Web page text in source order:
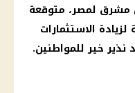
مشرق لمصر، متوقعة
الاستثمارات
نذير خير للمواطنين.